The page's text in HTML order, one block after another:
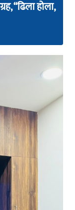
“ढिला होला,